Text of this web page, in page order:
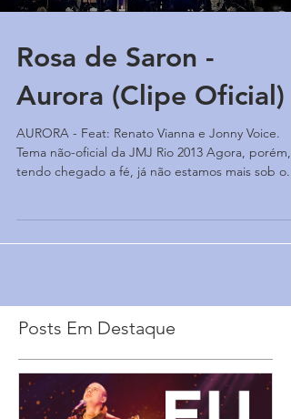
Posts Em Destaque
Rosa de Saron -
Aurora (Clipe Oficial)
AURORA - Feat: Renato Vianna e Jonny Voice.
Tema não-oficial da JMJ Rio 2013 Agora, porém,
tendo chegado a fé, já não estamos mais sob o...